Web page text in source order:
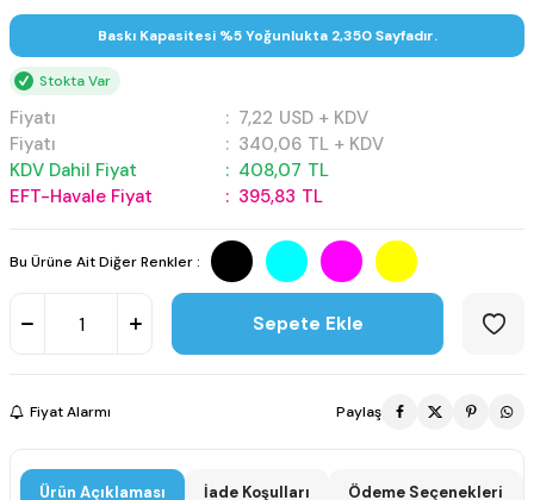
Baskı Kapasitesi %5 Yoğunlukta 2,350 Sayfadır.
Stokta Var
Fiyatı : 7,22 USD + KDV
Fiyatı
: 340,06 TL + KDV
KDV Dahil Fiyat
: 408,07 TL
EFT-Havale Fiyat
: 395,83 TL
Bu Ürüne Ait Diğer Renkler :
Sepete Ekle
Fiyat Alarmı Paylaş
Ürün Açıklaması İade Koşulları Ödeme Seçenekleri